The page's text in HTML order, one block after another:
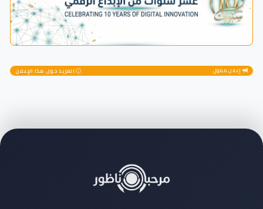
إعلان ممول المزيد حول هذا الإعلان